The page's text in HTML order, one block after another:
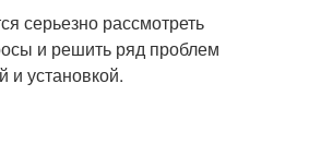
серьезно рассмотреть
и решить ряд проблем
и установкой.